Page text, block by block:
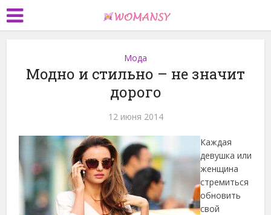
Мода
Модно и стильно – не значит
дорого
12 июня 2014
Каждая
девушка или
женщина
стремиться
обновить
свой